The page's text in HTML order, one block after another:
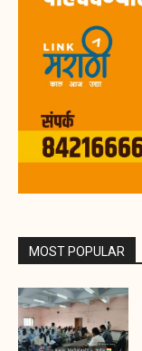
MOST POPULAR